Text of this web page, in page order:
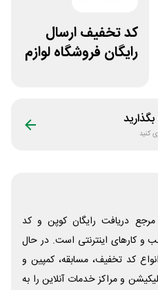
کد تخفیف ارسال
رایگان فروشگاه لوازم
کنید
دریافت رایگان کوپن و کد
و‌ کارهای اینترنتی است. در حال
کد تخفیف، مسابقه، کمپین و
و مراکز خدمات آنلاین را به